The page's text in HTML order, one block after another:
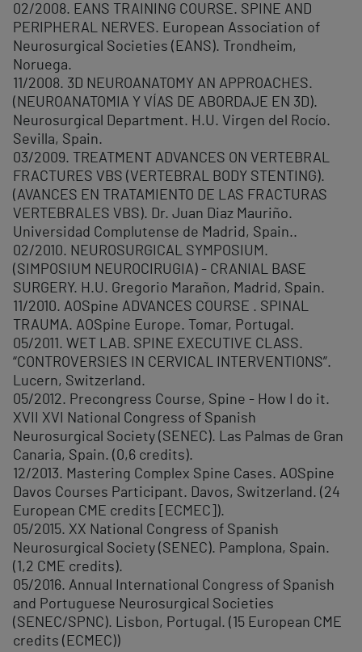
02/2008. EANS TRAINING COURSE. SPINE AND
PERIPHERAL NERVES. European Association of
Neurosurgical Societies (EANS). Trondheim,
Noruega.
11/2008. 3D NEUROANATOMY AN APPROACHES.
(NEUROANATOMIA Y VÍAS DE ABORDAJE EN 3D).
Neurosurgical Department. H.U. Virgen del Rocío.
Sevilla, Spain.
03/2009. TREATMENT ADVANCES ON VERTEBRAL
FRACTURES VBS (VERTEBRAL BODY STENTING).
(AVANCES EN TRATAMIENTO DE LAS FRACTURAS
VERTEBRALES VBS). Dr. Juan Diaz Mauriño.
Universidad Complutense de Madrid, Spain..
02/2010. NEUROSURGICAL SYMPOSIUM.
(SIMPOSIUM NEUROCIRUGIA) - CRANIAL BASE
SURGERY. H.U. Gregorio Marañon, Madrid, Spain.
11/2010. AOSpine ADVANCES COURSE . SPINAL
TRAUMA. AOSpine Europe. Tomar, Portugal.
05/2011. WET LAB. SPINE EXECUTIVE CLASS.
“CONTROVERSIES IN CERVICAL INTERVENTIONS”.
Lucern, Switzerland.
05/2012. Precongress Course, Spine - How I do it.
XVII XVI National Congress of Spanish
Neurosurgical Society (SENEC). Las Palmas de Gran
Canaria, Spain. (0,6 credits).
12/2013. Mastering Complex Spine Cases. AOSpine
Davos Courses Participant. Davos, Switzerland. (24
European CME credits [ECMEC]).
05/2015. XX National Congress of Spanish
Neurosurgical Society (SENEC). Pamplona, Spain.
(1,2 CME credits).
05/2016. Annual International Congress of Spanish
and Portuguese Neurosurgical Societies
(SENEC/SPNC). Lisbon, Portugal. (15 European CME
credits (ECMEC))